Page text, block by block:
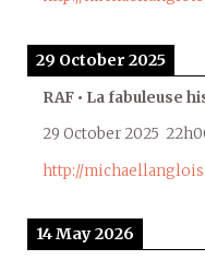
29 October 2025
RAF • La fabuleuse
29 October 2025
http://
14 May 2026